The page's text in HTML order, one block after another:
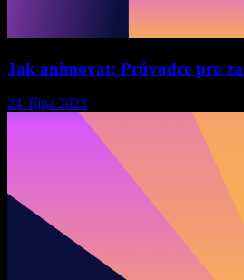
Jak animovat: Průvodce pro
24. října 2023